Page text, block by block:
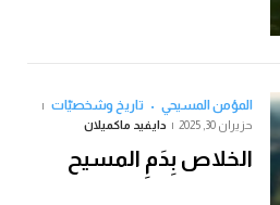
المؤمن المسيحي تاريخ وشخصيّات
حزيران 30, 2025 دايفيد ماكميلان
الخلاص بِدَمِ المسيح